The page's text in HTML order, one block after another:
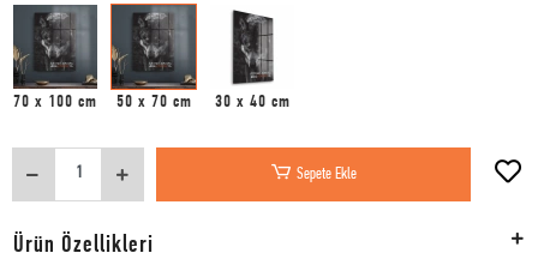
70 x 100 cm 50 x 70 cm 30 x 40 cm
Sepete Ekle
Ürün Özellikleri